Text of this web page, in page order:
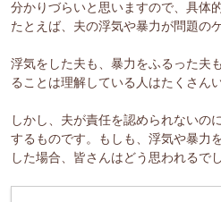
分かりづらいと思いますので、具体
たとえば、夫の浮気や暴力が問題の
浮気をした夫も、暴力をふるった夫
ることは理解している人はたくさんい
しかし、夫が責任を認められないの
するものです。もしも、浮気や暴力
した場合、皆さんはどう思われるで